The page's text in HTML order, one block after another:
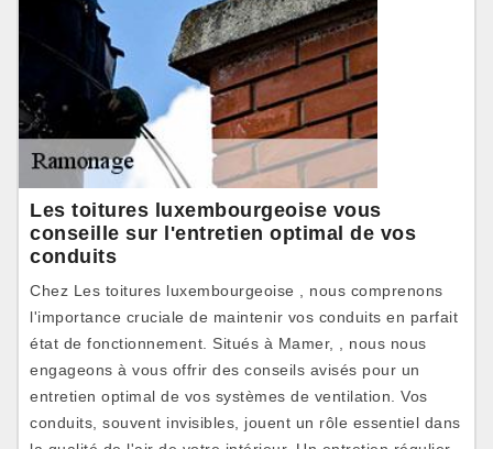
Les toitures luxembourgeoise vous
conseille sur l'entretien optimal de vos
conduits
Chez Les toitures luxembourgeoise , nous comprenons
l'importance cruciale de maintenir vos conduits en parfait
état de fonctionnement. Situés à Mamer, , nous nous
engageons à vous offrir des conseils avisés pour un
entretien optimal de vos systèmes de ventilation. Vos
conduits, souvent invisibles, jouent un rôle essentiel dans